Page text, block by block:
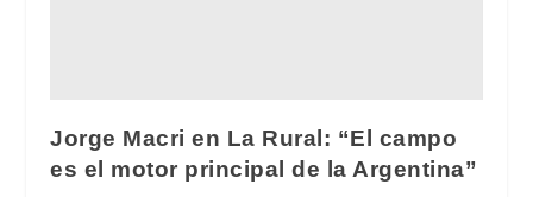
Jorge Macri en La Rural: “El campo
es el motor principal de la Argentina”